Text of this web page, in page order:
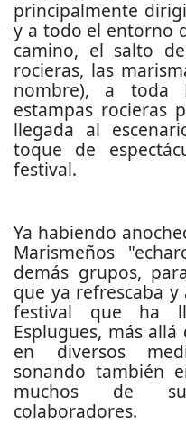
principalmente
y a todo el entorno
camino, el salto
rocieras, las
nombre), a toda
estampas rocieras
llegada al
toque de
festival.
Ya habiendo
Marismeños
demás grupos,
que ya refrescaba
festival que ha
Esplugues, más
en diversos
sonando también
muchos de
colaboradores.